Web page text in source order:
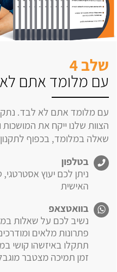
שלב 4
עם מלומד אתם
עם מלומד אתם לא לבד.
הצוות שלנו ייקח את
שאלה במלומד, בכפוף לתקנון
בטלפון
ניתן לכם יעוץ
האישית
בוואטצאפ
נשיב לכם על שאלות
פתרונות מלאים
תתקלו באיזשהו קושי
זמן תמיכה מצטבר